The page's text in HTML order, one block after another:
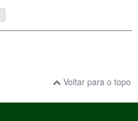
Voltar para o topo